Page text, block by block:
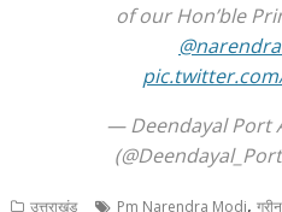
of our Hon’ble
— Deendayal Port
उत्तराखंड Pm Narendra Modi,